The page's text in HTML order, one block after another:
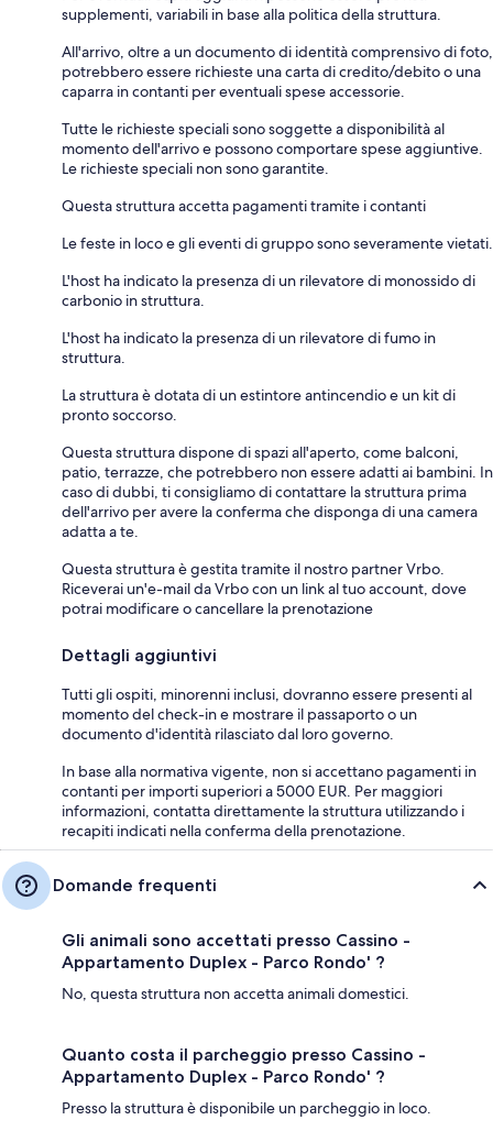
supplementi, variabili in base alla politica della struttura.
All'arrivo, oltre a un documento di identità comprensivo di foto,
potrebbero essere richieste una carta di credito/debito o una
caparra in contanti per eventuali spese accessorie.
Tutte le richieste speciali sono soggette a disponibilità al
momento dell'arrivo e possono comportare spese aggiuntive.
Le richieste speciali non sono garantite.
Questa struttura accetta pagamenti tramite i contanti
Le feste in loco e gli eventi di gruppo sono severamente vietati.
L'host ha indicato la presenza di un rilevatore di monossido di
carbonio in struttura.
L'host ha indicato la presenza di un rilevatore di fumo in
struttura.
La struttura è dotata di un estintore antincendio e un kit di
pronto soccorso.
Questa struttura dispone di spazi all'aperto, come balconi,
patio, terrazze, che potrebbero non essere adatti ai bambini. In
caso di dubbi, ti consigliamo di contattare la struttura prima
dell'arrivo per avere la conferma che disponga di una camera
adatta a te.
Questa struttura è gestita tramite il nostro partner Vrbo.
Riceverai un'e-mail da Vrbo con un link al tuo account, dove
potrai modificare o cancellare la prenotazione
Dettagli aggiuntivi
Tutti gli ospiti, minorenni inclusi, dovranno essere presenti al
momento del check-in e mostrare il passaporto o un
documento d'identità rilasciato dal loro governo.
In base alla normativa vigente, non si accettano pagamenti in
contanti per importi superiori a 5000 EUR. Per maggiori
informazioni, contatta direttamente la struttura utilizzando i
recapiti indicati nella conferma della prenotazione.
Domande frequenti
Gli animali sono accettati presso Cassino -
Appartamento Duplex - Parco Rondo' ?
No, questa struttura non accetta animali domestici.
Quanto costa il parcheggio presso Cassino -
Appartamento Duplex - Parco Rondo' ?
Presso la struttura è disponibile un parcheggio in loco.